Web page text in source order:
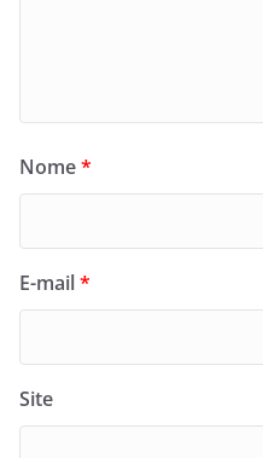
Nome*
E-mail*
Site